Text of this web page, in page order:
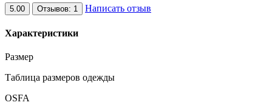
5.00 Отзывов: 1 Написать отзыв
Характеристики
Размер
Таблица размеров одежды
OSFA